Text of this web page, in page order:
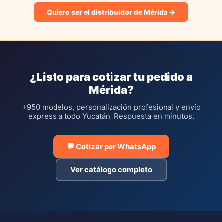
Quiero ser el distribuidor de Mérida →
¿Listo para cotizar tu pedido a
Mérida?
+950 modelos, personalización profesional y envío
express a todo Yucatán. Respuesta en minutos.
💬 Cotizar por WhatsApp
Ver catálogo completo